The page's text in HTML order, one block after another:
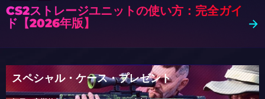
CS2ストレージユニットの使い方：完全ガイ
ド【2026年版】
スペシャル・ケース・プレゼント